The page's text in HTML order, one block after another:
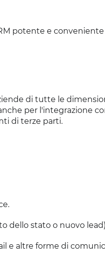
potente e
di tutte le
per l'integrazione
di terze parti.
dello stato o nuovo
e altre forme di